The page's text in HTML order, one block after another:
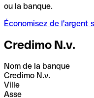
ou la banque.
Économisez de l'argent
Credimo N.v.
Nom de la banque
Credimo N.v.
Ville
Asse